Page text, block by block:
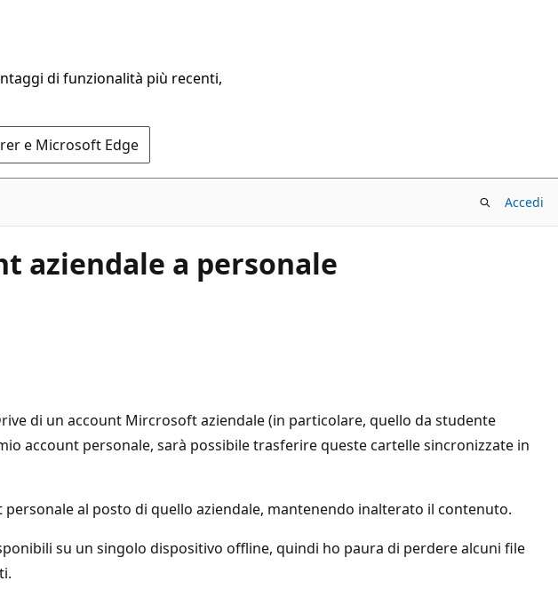
di funzionalità più recenti,
e Microsoft Edge
Accedi
aziendale a personale
di un account Mircrosoft aziendale (in particolare, quello da studente
account personale, sarà possibile trasferire queste cartelle sincronizzate in
al posto di quello aziendale, mantenendo inalterato il contenuto.
su un singolo dispositivo offline, quindi ho paura di perdere alcuni file